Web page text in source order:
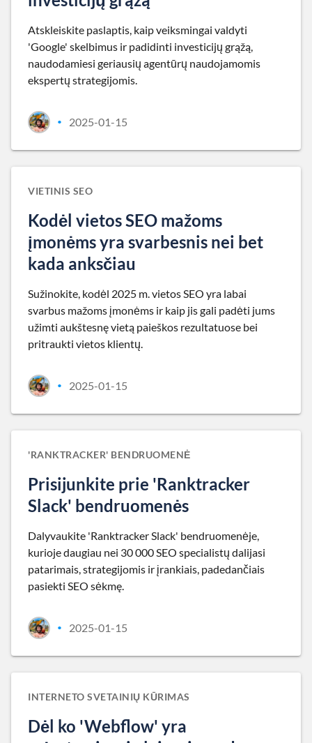
Atskleiskite paslaptis, kaip veiksmingai valdyti
'Google' skelbimus ir padidinti investicijų grąžą,
naudodamiesi geriausių agentūrų naudojamomis
ekspertų strategijomis.
• 2025-01-15
VIETINIS SEO
Kodėl vietos SEO mažoms
įmonėms yra svarbesnis nei bet
kada anksčiau
Sužinokite, kodėl 2025 m. vietos SEO yra labai
svarbus mažoms įmonėms ir kaip jis gali padėti jums
užimti aukštesnę vietą paieškos rezultatuose bei
pritraukti vietos klientų.
• 2025-01-15
'RANKTRACKER' BENDRUOMENĖ
Prisijunkite prie 'Ranktracker
Slack' bendruomenės
Dalyvaukite 'Ranktracker Slack' bendruomenėje,
kurioje daugiau nei 30 000 SEO specialistų dalijasi
patarimais, strategijomis ir įrankiais, padedančiais
pasiekti SEO sėkmę.
• 2025-01-15
INTERNETO SVETAINIŲ KŪRIMAS
Dėl ko 'Webflow' yra